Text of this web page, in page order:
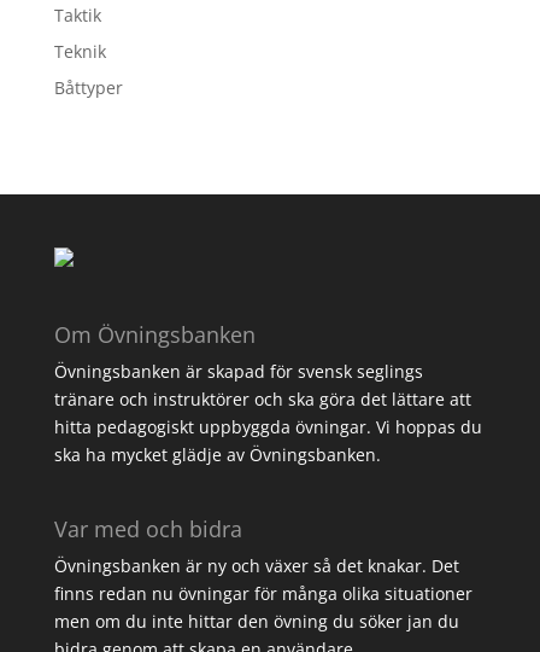
Taktik
Teknik
Båttyper
Om Övningsbanken
Övningsbanken är skapad för svensk seglings
tränare och instruktörer och ska göra det lättare att
hitta pedagogiskt uppbyggda övningar. Vi hoppas du
ska ha mycket glädje av Övningsbanken.
Var med och bidra
Övningsbanken är ny och växer så det knakar. Det
finns redan nu övningar för många olika situationer
men om du inte hittar den övning du söker jan du